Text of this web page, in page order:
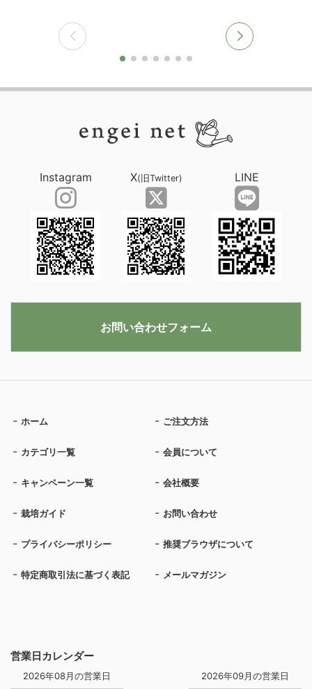
営業日カレンダー
2026年08月の営業日 2026年09月の営業日
ホーム ご注文方法
カテゴリ一覧 会員について
キャンペーン一覧 会社概要
栽培ガイド お問い合わせ
プライバシーポリシー 推奨ブラウザについて
特定商取引法に基づく表記 メールマガジン
Instagram X(旧Twitter) LINE
お問い合わせフォーム